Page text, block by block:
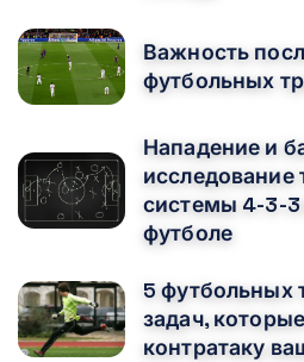
Важность
футбольных
Нападение и
исследование
системы 4-3-
футболе
5 футбольных
задач,
контратаку